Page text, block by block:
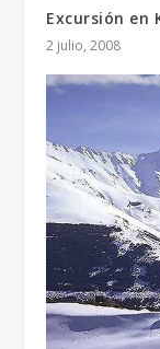
Excursión en
2 julio, 2008